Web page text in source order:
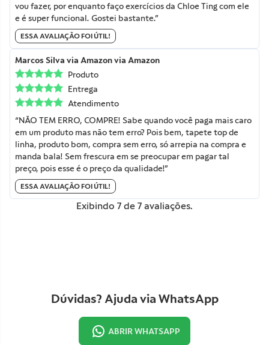
vou fazer, por enquanto faço exercícios da Chloe Ting com ele
e é super funcional. Gostei bastante.”
ESSA AVALIAÇÃO FOI ÚTIL!
Marcos Silva via Amazonvia Amazon
Produto
Entrega
Atendimento
“NÃO TEM ERRO, COMPRE! Sabe quando você paga mais caro
em um produto mas não tem erro? Pois bem, tapete top de
linha, produto bom, compra sem erro, só arrepia na compra e
manda bala! Sem frescura em se preocupar em pagar tal
preço, pois esse é o preço da qualidade!”
ESSA AVALIAÇÃO FOI ÚTIL!
Exibindo 7de7avaliações.
Dúvidas? Ajuda via WhatsApp
ABRIR WHATSAPP